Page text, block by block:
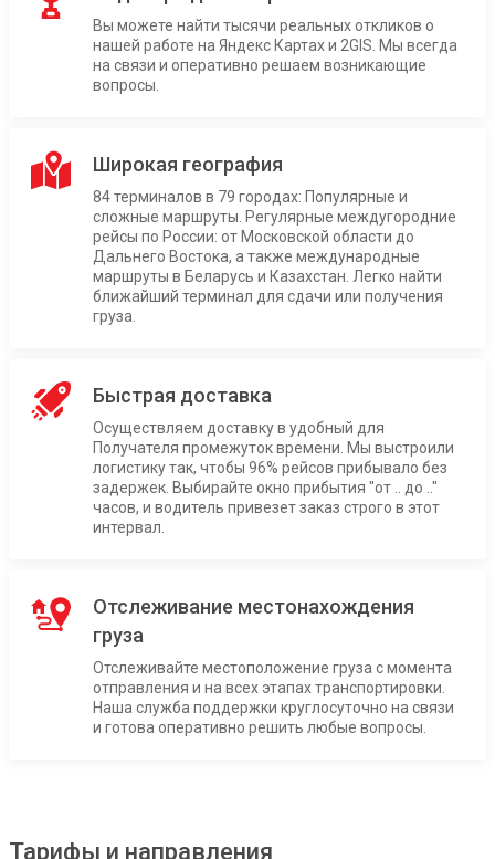
Вы можете найти тысячи реальных откликов о
нашей работе на Яндекс Картах и 2GIS. Мы всегда
на связи и оперативно решаем возникающие
вопросы.
Широкая география
84 терминалов в 79 городах: Популярные и
сложные маршруты. Регулярные междугородние
рейсы по России: от Московской области до
Дальнего Востока, а также международные
маршруты в Беларусь и Казахстан. Легко найти
ближайший терминал для сдачи или получения
груза.
Быстрая доставка
Осуществляем доставку в удобный для
Получателя промежуток времени. Мы выстроили
логистику так, чтобы 96% рейсов прибывало без
задержек. Выбирайте окно прибытия "от .. до .."
часов, и водитель привезет заказ строго в этот
интервал.
Отслеживание местонахождения
груза
Отслеживайте местоположение груза с момента
отправления и на всех этапах транспортировки.
Наша служба поддержки круглосуточно на связи
и готова оперативно решить любые вопросы.
Тарифы и направления